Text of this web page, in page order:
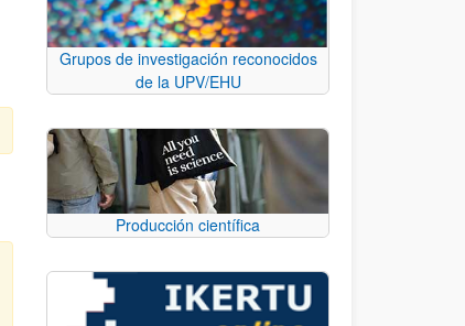
Grupos de investigación reconocidos
de la UPV/EHU
Producción científica